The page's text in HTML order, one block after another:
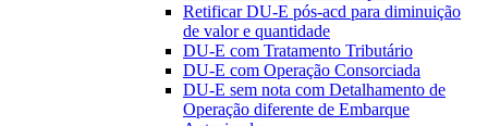
Retificar DU-E pós-acd para diminuição
de valor e quantidade
DU-E com Tratamento Tributário
DU-E com Operação Consorciada
DU-E sem nota com Detalhamento de
Operação diferente de Embarque